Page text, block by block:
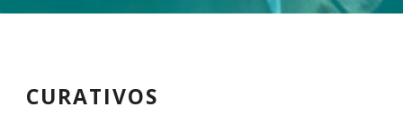
CURATIVOS